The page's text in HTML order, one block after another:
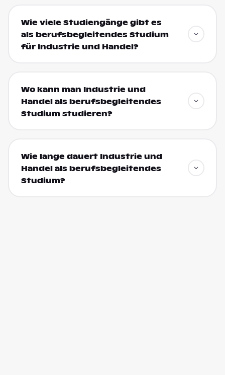
Wie viele Studiengänge gibt es
als berufsbegleitendes Studium
für Industrie und Handel?
Wo kann man Industrie und
Handel als berufsbegleitendes
Studium studieren?
Wie lange dauert Industrie und
Handel als berufsbegleitendes
Studium?